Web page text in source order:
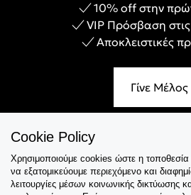
10% off στην
VIP Πρόσβαση
Αποκλειστικές
Γίνε Μέλος
Εξυπηρέτηση
Cookie Policy
Χρησιμοποιούμε cookies ώστε η
να εξατομικεύουμε περιεχόμενο και
λειτουργίες μέσων κοινωνικής δικτύωσης